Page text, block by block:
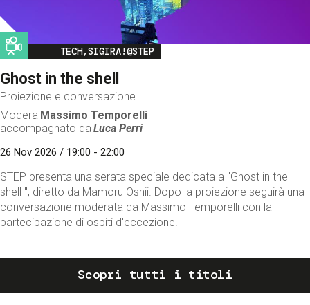
Image
TECH,SIGIRA!@STEP
Ghost in the shell
Proiezione e conversazione
Modera Massimo Temporelli
accompagnato da Luca Perri
26 Nov 2026 / 19:00 - 22:00
STEP presenta una serata speciale dedicata a "Ghost in the
shell ", diretto da Mamoru Oshii. Dopo la proiezione seguirà una
conversazione moderata da Massimo Temporelli con la
partecipazione di ospiti d'eccezione.
Scopri tutti i titoli